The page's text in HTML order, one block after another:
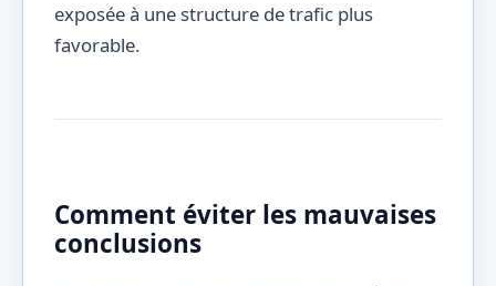
exposée à une structure de trafic plus
favorable.
Comment éviter les mauvaises
conclusions